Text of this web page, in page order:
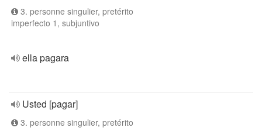
3. personne singulier, pretérito
imperfecto 1, subjuntivo
ella pagara
Usted [pagar]
3. personne singulier, pretérito